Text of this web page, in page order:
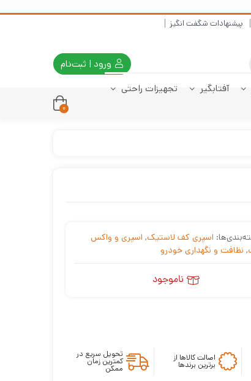
پیشنهادات شگفت انگیز
ورود | ثبت‌نام
آفتابگیر تجهیزات راحتی
0
اسپری کف لاستیک, اسپری و واکس
, نظافت و نگهداری خودرو
ناموجود
اصالت کالاها از
برترین برندها
تحویل سریع در
کمترین زمان
ممکن